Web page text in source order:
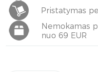
Pristatymas
Nemokamas
nuo 69 EUR